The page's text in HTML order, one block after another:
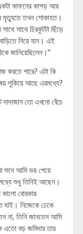
কাফনের কাপড় আর
মৃত্যুতে তখন শোকাহত।
সাথে চিরকুটটা ছিঁড়ে
নিয়ে যান। এই
জানিয়েছিলেন।”
করতে পারে? এটা কি
লুকিয়ে আছে এরমধ্যে?
তো এখনো বেঁচে
শুনে আমি ভয় পেয়ে
শুধু তিনিই আছেন।
কালো বোরকায়
যাই। নিজেকে ঢেকে
না, তিনি জানতেন আমি
এতো বড় জমিদার তার